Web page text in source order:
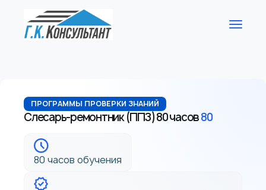
ПРОГРАММЫ ПРОВЕРКИ ЗНАНИЙ
Слесарь-ремонтник (ППЗ) 80 часов80
80 часов обучения